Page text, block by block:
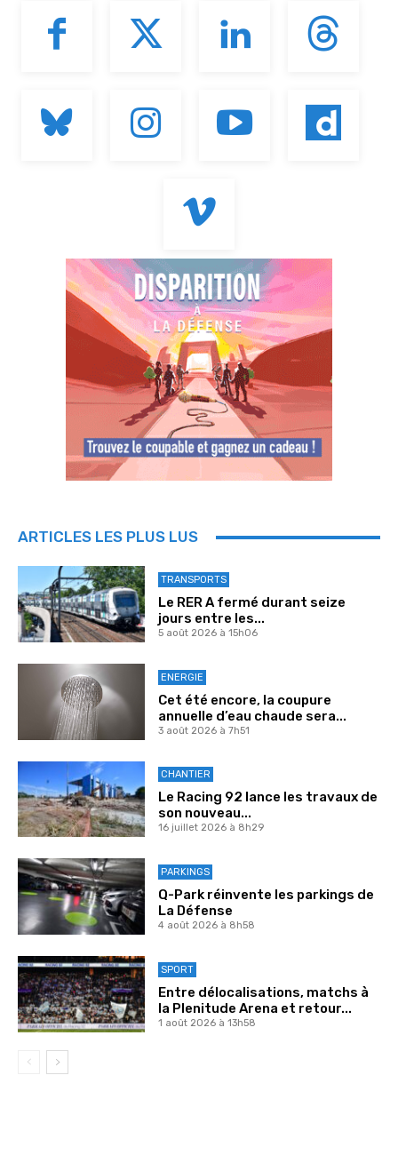
ARTICLES LES PLUS LUS
TRANSPORTS
Le RER A fermé durant seize
jours entre les...
5 août 2026 à 15h06
ENERGIE
Cet été encore, la coupure
annuelle d’eau chaude sera...
3 août 2026 à 7h51
CHANTIER
Le Racing 92 lance les travaux de
son nouveau...
16 juillet 2026 à 8h29
PARKINGS
Q-Park réinvente les parkings de
La Défense
4 août 2026 à 8h58
SPORT
Entre délocalisations, matchs à
la Plenitude Arena et retour...
1 août 2026 à 13h58